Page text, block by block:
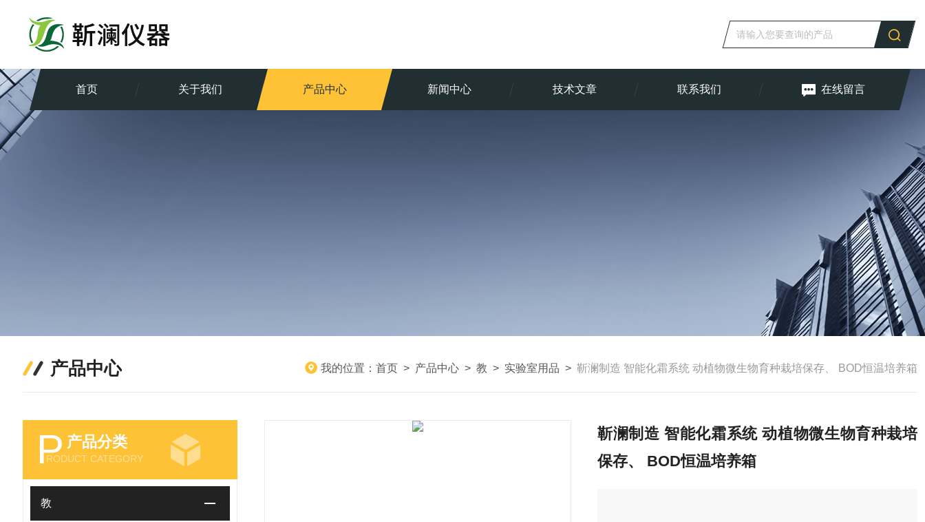
首页 关于我们 产品中心 新闻中心 技术文章 联系我们 在线留言
产品中心 我的位置： 首页 > 产品中心 > 教 > 实验室用品 > 靳澜制造 智能化霜系统 动植物微生物育种栽培保存、 BOD恒温培养箱
P 产品分类
RODUCT CATEGORY
教
靳澜制造 智能化霜系统 动植物微生物育种栽培
保存、 BOD恒温培养箱